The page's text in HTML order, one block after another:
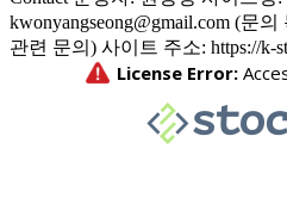
kwonyangseong@gmail.com (문
관련 문의) 사이트 주소: https://k-